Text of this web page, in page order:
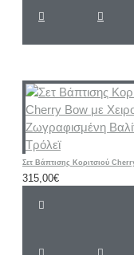
315,00€